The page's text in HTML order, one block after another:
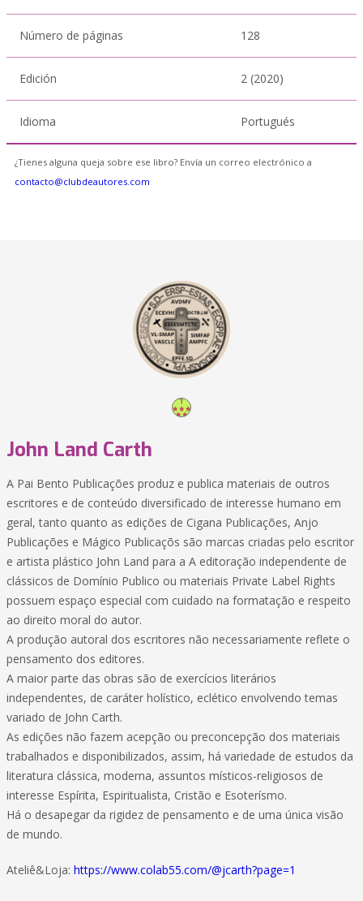
Número de páginas 128
Edición 2 (2020)
Idioma Portugués
¿Tienes alguna queja sobre ese libro? Envía un correo electrónico a
contacto@clubdeautores.com
John Land Carth
A Pai Bento Publicações produz e publica materiais de outros
escritores e de conteúdo diversificado de interesse humano em
geral, tanto quanto as edições de Cigana Publicações, Anjo
Publicações e Mágico Publicaçõs são marcas criadas pelo escritor
e artista plástico John Land para a A editoração independente de
clássicos de Domínio Publico ou materiais Private Label Rights
possuem espaço especial com cuidado na formatação e respeito
ao direito moral do autor.
A produção autoral dos escritores não necessariamente reflete o
pensamento dos editores.
A maior parte das obras são de exercícios literários
independentes, de caráter holístico, eclético envolvendo temas
variado de John Carth.
As edições não fazem acepção ou preconcepção dos materiais
trabalhados e disponibilizados, assim, há variedade de estudos da
literatura clássica, moderna, assuntos místicos-religiosos de
interesse Espírita, Espiritualista, Cristão e Esoterísmo.
Há o desapegar da rigidez de pensamento e de uma única visão
de mundo.
Ateliê&Loja: https://www.colab55.com/@jcarth?page=1